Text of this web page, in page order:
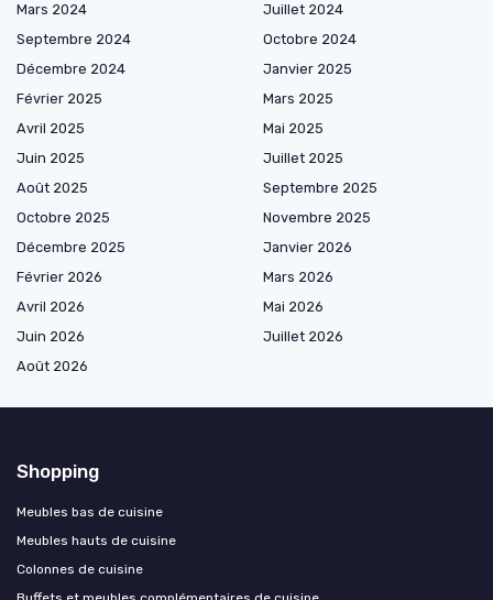
Mars 2024
Juillet 2024
Septembre 2024
Octobre 2024
Décembre 2024
Janvier 2025
Février 2025
Mars 2025
Avril 2025
Mai 2025
Juin 2025
Juillet 2025
Août 2025
Septembre 2025
Octobre 2025
Novembre 2025
Décembre 2025
Janvier 2026
Février 2026
Mars 2026
Avril 2026
Mai 2026
Juin 2026
Juillet 2026
Août 2026
Shopping
Meubles bas de cuisine
Meubles hauts de cuisine
Colonnes de cuisine